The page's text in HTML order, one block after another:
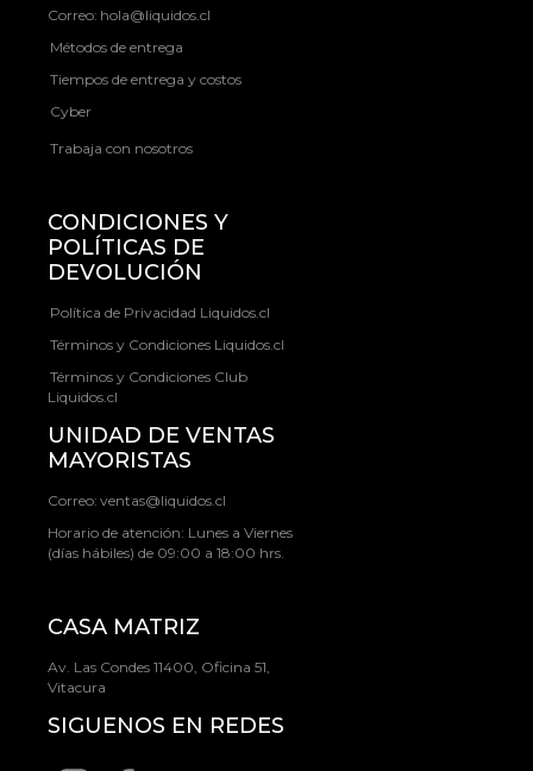
Correo: hola@liquidos.cl
Métodos de entrega
Tiempos de entrega y costos
Cyber
Trabaja con nosotros
CONDICIONES Y
POLÍTICAS DE
DEVOLUCIÓN
Política de Privacidad Liquidos.cl
Términos y Condiciones Liquidos.cl
Términos y Condiciones Club
Liquidos.cl
UNIDAD DE VENTAS
MAYORISTAS
Correo: ventas@liquidos.cl
Horario de atención: Lunes a Viernes
(días hábiles) de 09:00 a 18:00 hrs.
CASA MATRIZ
Av. Las Condes 11400, Oficina 51,
Vitacura
SIGUENOS EN REDES